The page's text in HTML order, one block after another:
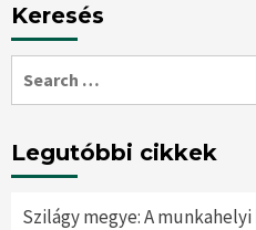
Keresés
for:
Legutóbbi cikkek
Szilágy megye: A